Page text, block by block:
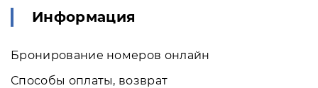
Информация
Бронирование номеров онлайн
Способы оплаты, возврат